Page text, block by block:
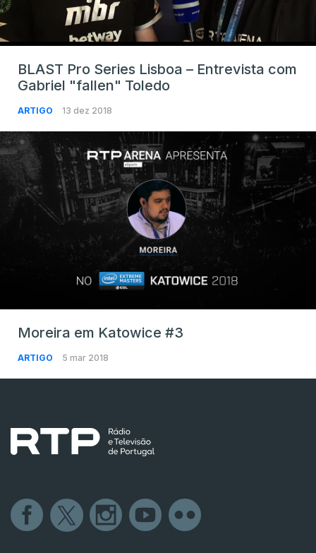
BLAST Pro Series Lisboa – Entrevista com
Gabriel "fallen" Toledo
ARTIGO 13 dez 2018
Moreira em Katowice #3
ARTIGO 5 mar 2018